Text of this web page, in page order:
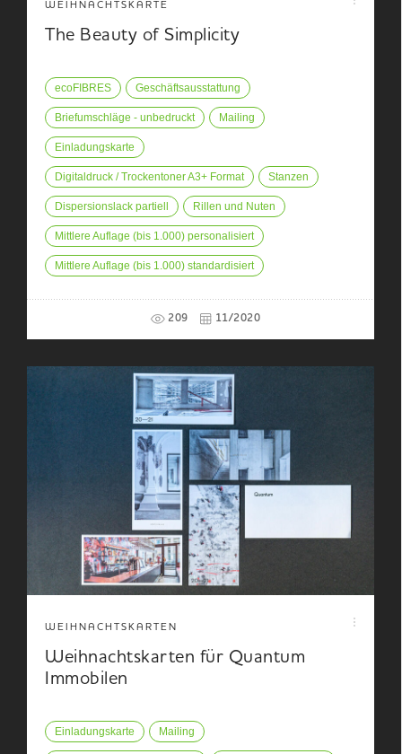
WEIHNACHTSKARTE
The Beauty of Simplicity
ecoFIBRES Geschäftsausstattung
Briefumschläge - unbedruckt Mailing
Einladungskarte
Digitaldruck / Trockentoner A3+ Format Stanzen
Dispersionslack partiell Rillen und Nuten
Mittlere Auflage (bis 1.000) personalisiert
Mittlere Auflage (bis 1.000) standardisiert
209 11/2020
WEIHNACHTSKARTEN
Weihnachtskarten für Quantum
Immobilen
Einladungskarte Mailing